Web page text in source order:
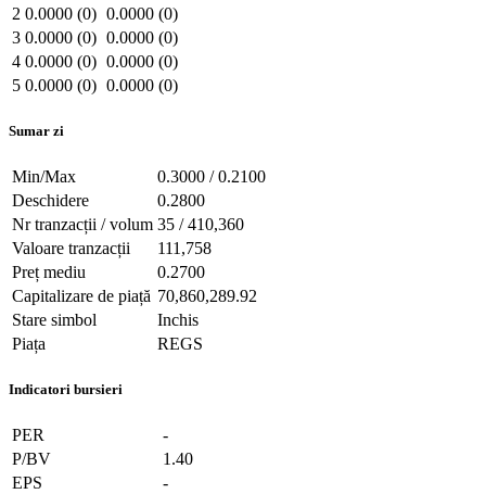
2 0.0000 (0) 0.0000 (0)
3 0.0000 (0) 0.0000 (0)
4 0.0000 (0) 0.0000 (0)
5 0.0000 (0) 0.0000 (0)
Sumar zi
Min/Max
0.3000 / 0.2100
Deschidere
0.2800
Nr tranzacții / volum 35 / 410,360
Valoare tranzacții
111,758
Preț mediu
0.2700
Capitalizare de piață 70,860,289.92
Stare simbol
Inchis
Piața
REGS
Indicatori bursieri
PER
-
P/BV
1.40
EPS
-